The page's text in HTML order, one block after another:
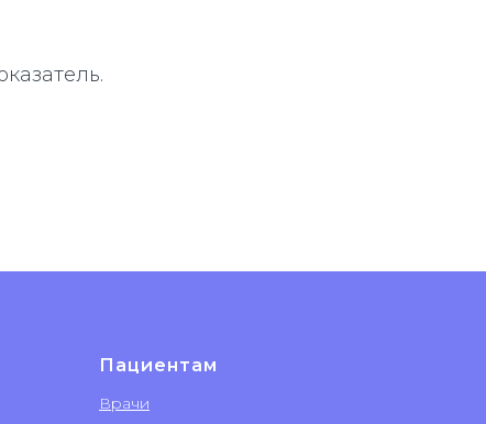
Пациентам
Врачи